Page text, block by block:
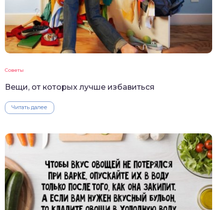
Советы
Вещи, от которых лучше избавиться
Читать далее